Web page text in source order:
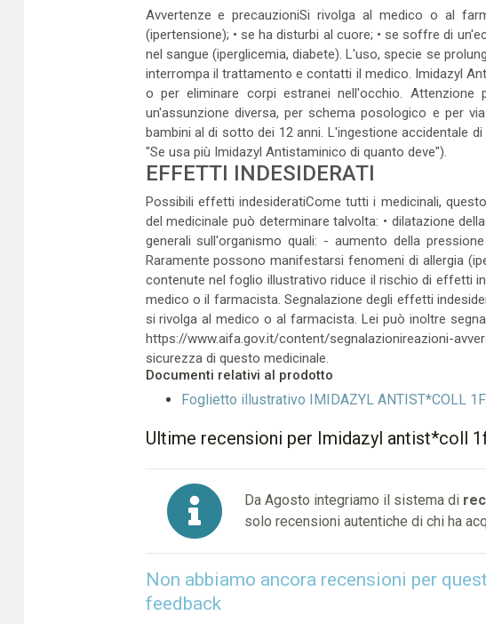
Avvertenze e precauzioniSi rivolga al medico o al
(ipertensione); • se ha disturbi al cuore; • se soffre di
nel sangue (iperglicemia, diabete). L'uso, specie se
interrompa il trattamento e contatti il medico. Imidazyl
o per eliminare corpi estranei nell'occhio.
un'assunzione diversa, per schema posologico e per
bambini al di sotto dei 12 anni. L'ingestione accidentale
"Se usa più Imidazyl Antistaminico di quanto deve").
EFFETTI INDESIDERATI
Possibili effetti indesideratiCome tutti i medicinali,
del medicinale può determinare talvolta: • dilatazione
generali sull'organismo quali: - aumento della
Raramente possono manifestarsi fenomeni di allergia
contenute nel foglio illustrativo riduce il rischio di effetti
medico o il farmacista. Segnalazione degli effetti
si rivolga al medico o al farmacista. Lei può inoltre
https://www.aifa.gov.it/content/segnalazionireazioni-
sicurezza di questo medicinale.
Documenti relativi al prodotto
Foglietto illustrativo IMIDAZYL ANTIST*COLL
Ultime recensioni per Imidazyl antist*coll
Da Agosto integriamo il sistema di
solo recensioni autentiche di chi ha
Non abbiamo ancora recensioni per
feedback